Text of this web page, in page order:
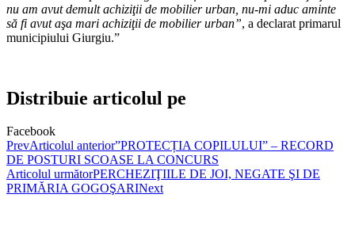
nu am avut demult achiziţii de mobilier urban, nu-mi aduc aminte
să fi avut aşa mari achiziţii de mobilier urban”, a declarat primarul
municipiului Giurgiu.”
Distribuie articolul pe
Facebook
PrevArticolul anterior”PROTECȚIA COPILULUI” – RECORD
DE POSTURI SCOASE LA CONCURS
Articolul următorPERCHEZIŢIILE DE JOI, NEGATE ŞI DE
PRIMĂRIA GOGOŞARINext